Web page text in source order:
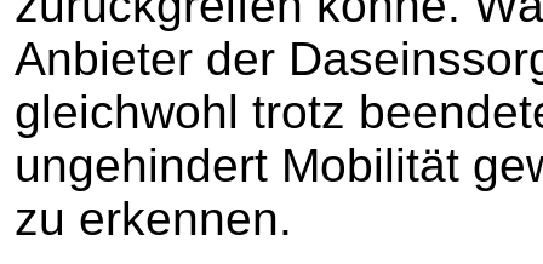
Anbieter der
gleichwohl trotz
ungehindert Mobilität
zu erkennen.